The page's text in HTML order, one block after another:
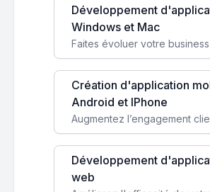
Développement
Windows et Mac
Création d'application
Android et IPhone
Développement
web